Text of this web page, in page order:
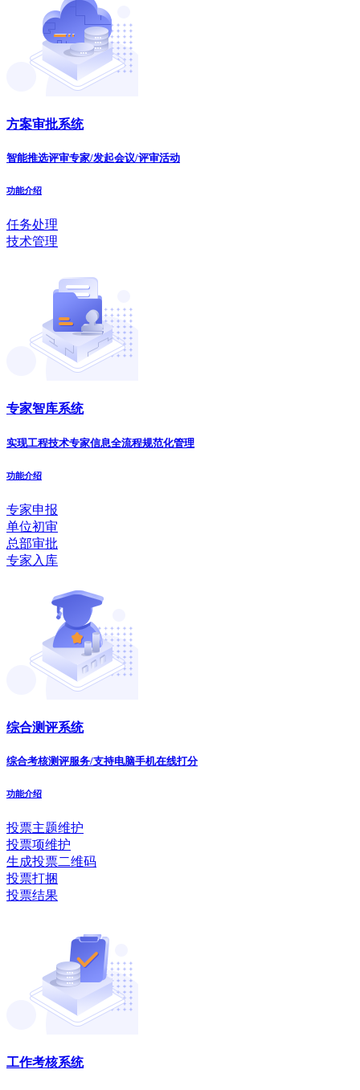
方案审批系统
智能推选评审专家/发起会议/评审活动
功能介绍
任务处理
技术管理
专家智库系统
实现工程技术专家信息全流程规范化管理
功能介绍
专家申报
单位初审
总部审批
专家入库
综合测评系统
综合考核测评服务/支持电脑手机在线打分
功能介绍
投票主题维护
投票项维护
生成投票二维码
投票打捆
投票结果
工作考核系统